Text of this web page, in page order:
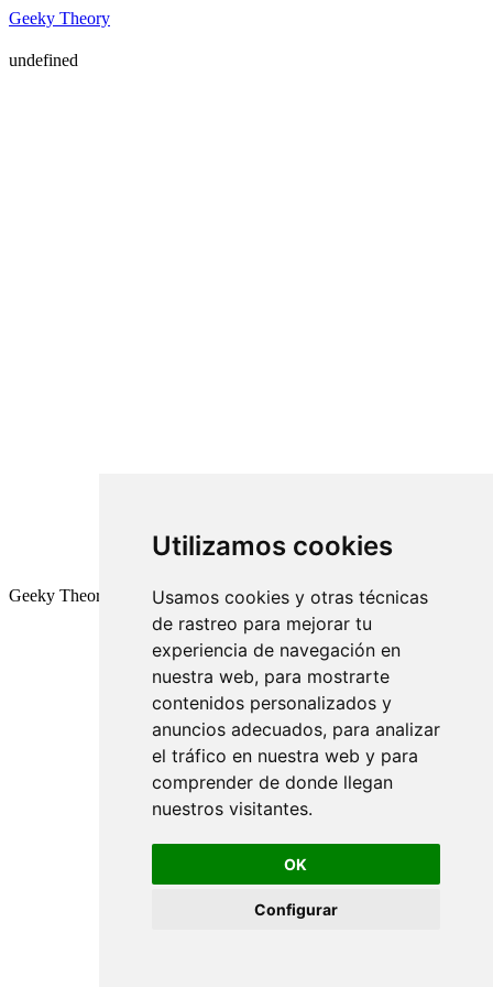
Utilizamos cookies
Usamos cookies y otras técnicas
de rastreo para mejorar tu
experiencia de navegación en
nuestra web, para mostrarte
contenidos personalizados y
anuncios adecuados, para analizar
el tráfico en nuestra web y para
comprender de donde llegan
nuestros visitantes.
OK
Configurar
Geeky Theory
undefined
Geeky Theory © 2026